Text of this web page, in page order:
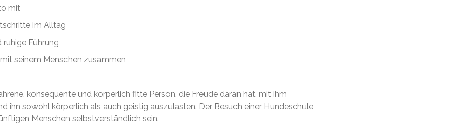
mit
im Alltag
ruhige Führung
seinem Menschen zusammen
konsequente und körperlich fitte Person, die Freude daran hat, mit ihm
ihn sowohl körperlich als auch geistig auszulasten. Der Besuch einer Hundeschule
Menschen selbstverständlich sein.